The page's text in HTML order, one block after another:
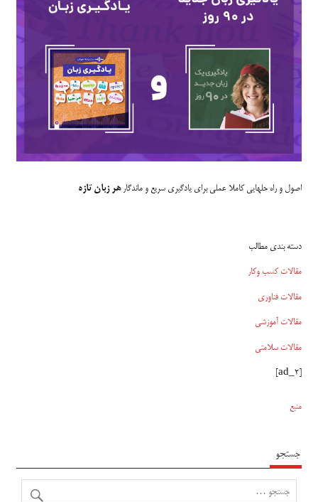
اصول و راه حلهایی کاملا عملی برای یادگیری سریع و ماندگارهر زبان تازه
دسته بندی مطالب
مقالات کسب وکار
مقالات فناوری
مقالات آموزشی
مقالات سلامتی
منبع
جستجو